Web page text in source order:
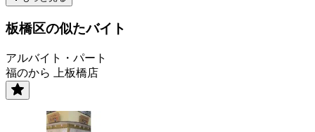
板橋区の似たバイト
アルバイト・パート
福のから 上板橋店